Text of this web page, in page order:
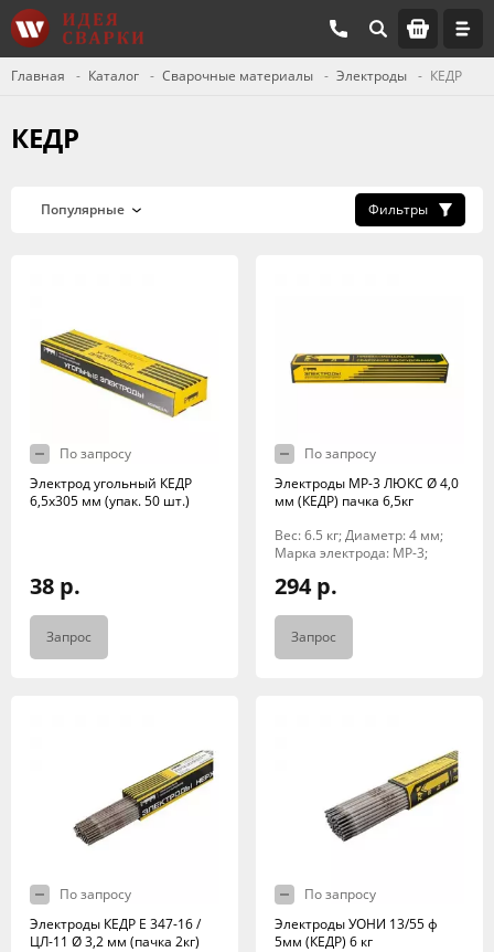
Главная Каталог Сварочные материалы Электроды КЕДР
КЕДР
Фильтры
По запросу
Электрод угольный КЕДР
6,5х305 мм (упак. 50 шт.)
38 р.
Запрос
По запросу
Электроды МР-3 ЛЮКС Ø 4,0
мм (КЕДР) пачка 6,5кг
Вес: 6.5 кг; Диаметр: 4 мм;
Марка электрода: МР-3;
294 р.
Запрос
По запросу
Электроды КЕДР E 347-16 /
ЦЛ-11 Ø 3,2 мм (пачка 2кг)
По запросу
Электроды УОНИ 13/55 ф
5мм (КЕДР) 6 кг